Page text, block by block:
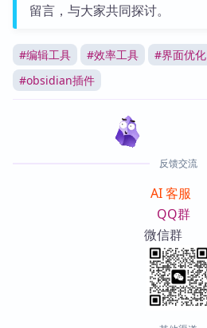
留言，与大家共同探讨。
#编辑工具 #效率工具 #界面优化
#obsidian插件
反馈交流
AI 客服
QQ群
微信群